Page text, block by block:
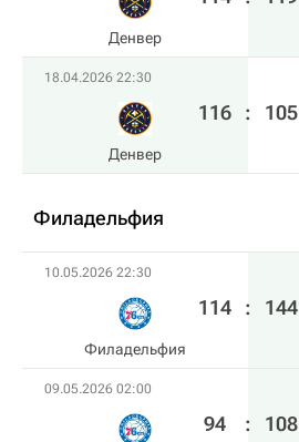
Денвер
18.04.2026 22:30
Денвер
116 : 105
Филадельфия
10.05.2026 22:30
Филадельфия
114 : 144
09.05.2026 02:00
94 : 108